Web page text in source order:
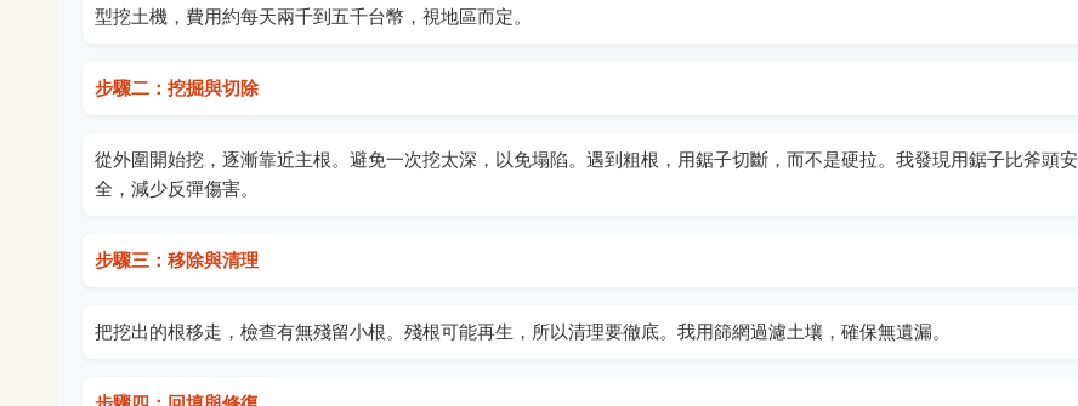
型挖土機，費用約每天兩千到五千台幣，視地區而定。
步驟二：挖掘與切除
從外圍開始挖，逐漸靠近主根。避免一次挖太深，以免塌陷。遇到粗根，用鋸子切斷，而不是硬拉。我發現用鋸子比斧頭安
全，減少反彈傷害。
步驟三：移除與清理
把挖出的根移走，檢查有無殘留小根。殘根可能再生，所以清理要徹底。我用篩網過濾土壤，確保無遺漏。